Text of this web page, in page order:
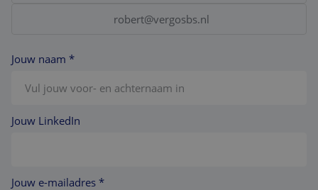
robert@vergosbs.nl
Jouw naam *
Jouw LinkedIn
Jouw e-mailadres *